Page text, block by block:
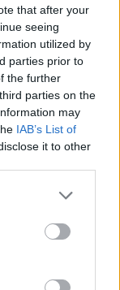
that after your
seeing
utilized by
parties prior to
the further
parties on the
may
IAB’s List of
it to other
Altro